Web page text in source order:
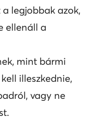
legjobbak azok,
ellenáll a
mint bármi
illeszkednie,
vagy ne